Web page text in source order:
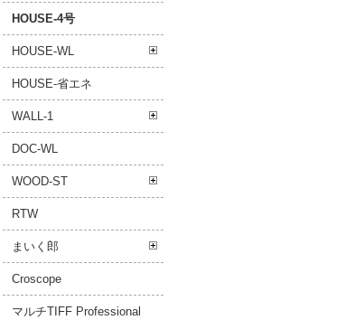
HOUSE-4号
HOUSE-WL
HOUSE-省エネ
WALL-1
DOC-WL
WOOD-ST
RTW
まいく郎
Croscope
マルチTIFF Professional